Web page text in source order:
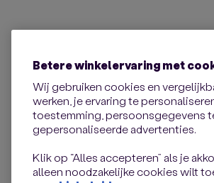
Betere winkelervaring met
Wij gebruiken cookies en
werken, je ervaring te
toestemming, persoonsgegevens
gepersonaliseerde advertenties.
Klik op “Alles accepteren” als je
alleen noodzakelijke cookies wilt